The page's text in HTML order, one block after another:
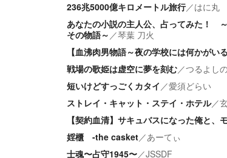
236兆5000億キロメートル旅行／はに丸
あなたの小説の主人公、占ってみた！
その物語～ ／琴葉 刀火
【血沸肉男物語～夜の学校には何かがいる
戦場の歌姫は虚空に夢を刻む／つるよし
短いけどすっごくカタイ ／愛須どらい
ストレイ・キャット・ステイ・ホテル／
【契約血清】サキュバスになった俺と、
婬櫃 -the casket／あーてぃ
士魂〜占守1945〜／JSSDF